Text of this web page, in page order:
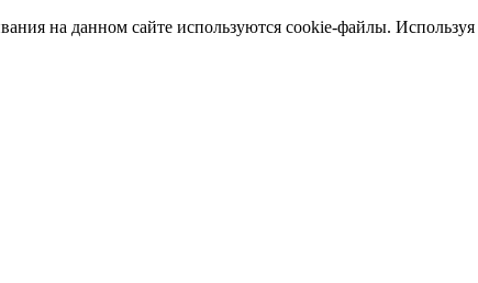
на данном сайте используются cookie-файлы.